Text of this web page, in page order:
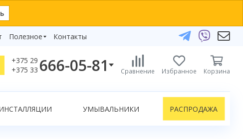
Полезное
Контакты
+375 29
+375 33 666-05-81
+375 29 666-05-81
+375 17 243-24-29
Сравнение Избранное Корзина
УМЫВАЛЬНИКИ РАСПРОДАЖА